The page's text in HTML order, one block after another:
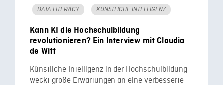
DATA LITERACY KÜNSTLICHE INTELLIGENZ
Kann KI die Hochschulbildung
revolutionieren? Ein Interview mit Claudia
de Witt
Künstliche Intelligenz in der Hochschulbildung
weckt große Erwartungen an eine verbesserte